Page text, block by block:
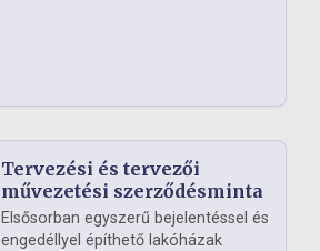
Tervezési és tervezői
művezetési szerződésminta
Elsősorban egyszerű bejelentéssel és
engedéllyel építhető lakóházak